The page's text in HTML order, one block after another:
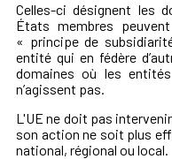
Celles-ci désignent les
États membres
« principe de
entité qui en fédère
domaines où les
n’agissent pas.
L'UE ne doit pas
son action ne soit plus
national, régional ou local.